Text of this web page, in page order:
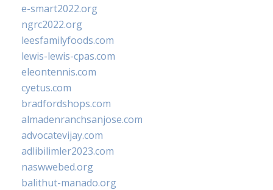
e-smart2022.org
ngrc2022.org
leesfamilyfoods.com
lewis-lewis-cpas.com
eleontennis.com
cyetus.com
bradfordshops.com
almadenranchsanjose.com
advocatevijay.com
adlibilimler2023.com
naswwebed.org
balithut-manado.org